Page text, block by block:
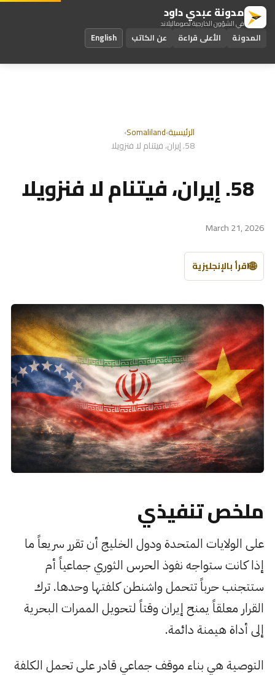
مدونة عبدي داود
في الشؤون الخارجية لصوماليلاند
المدونة الأعلى قراءة عن الكاتب English
الرئيسية›
Somaliland
›
58. إيران، فيتنام لا فنزويلا
58. إيران، فيتنام لا فنزويلا
March 21, 2026
🌐اقرأ بالإنجليزية
ملخص تنفيذي
على الولايات المتحدة ودول الخليج أن تقرر سريعاً ما
إذا كانت ستواجه نفوذ الحرس الثوري جماعياً أم
ستتجنب حرباً تتحمل واشنطن كلفتها وحدها. ترك
القرار معلقاً يمنح إيران وقتاً لتحويل الممرات البحرية
إلى أداة هيمنة دائمة.
التوصية هي بناء موقف جماعي قادر على تحمل الكلفة